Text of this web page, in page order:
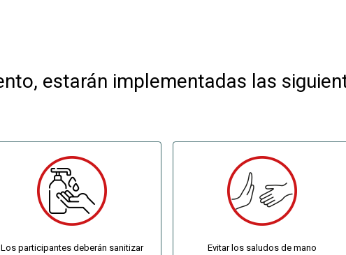
estarán implementadas las
Los participantes deberán sanitizar
Evitar los saludos de mano